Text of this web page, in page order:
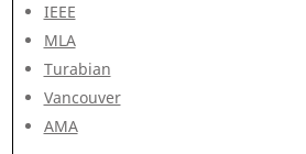
IEEE
MLA
Turabian
Vancouver
AMA